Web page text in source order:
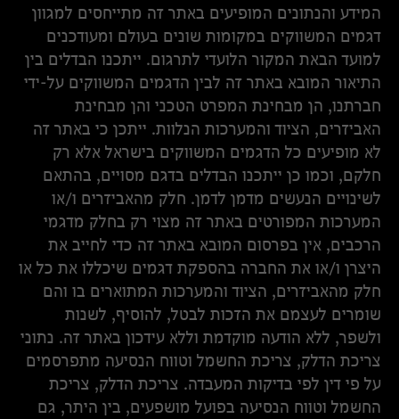
המידע והנתונים המופיעים באתר זה מתייחסים למגוון
דגמים המשווקים במקומות שונים בעולם ומעודכנים
למועד הבאת המקור הלועדי לתרגום. ייתכנו הבדלים בין
התיאור המובא באתר זה לבין הדגמים המשווקים על-ידי
חברתנו, הן מבחינת המפרט הטכני והן מבחינת
האביזרים, הציוד והמערכות הנלוות. ייתכן כי באתר זה
לא מופיעים כל הדגמים המשווקים בישראל אלא רק
חלקם, וכמו כן ייתכנו הבדלים בדגם מסויים, בהתאם
לשינויים הנעשים מדמן לדמן. חלק מהאביזרים ו/או
המערכות המפורטים באתר זה מצוי רק בחלק מדגמי
הרכבים, אין בפרסום המובא באתר זה כדי לחייב את
היצרן ו/או את החברה בהספקת דגמים שיכללו את כל או
חלק מהאביזרים, הציוד והמערכות המתוארים בו והם
שומרים לעצמם את הזכות לבטל, להוסיף, לשנות
ולשפר, ללא הודעה מוקדמת וללא עידכון באתר זה. נתוני
צריכת הדלק, צריכת החשמל וטווח הנסיעה מתפרסמים
על פי דין לפי בדיקות המעבדה. צריכת הדלק, צריכת
החשמל וטווח הנסיעה בפועל מושפעים, בין היתר, גם